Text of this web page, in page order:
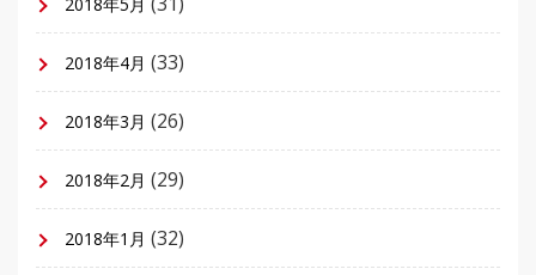
2018年4月 (33)
2018年3月 (26)
2018年2月 (29)
2018年1月 (32)